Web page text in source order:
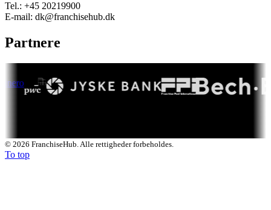
Tel.: +45 20219900
E-mail: dk@franchisehub.dk
Partnere
© 2026 FranchiseHub. Alle rettigheder forbeholdes.
To top